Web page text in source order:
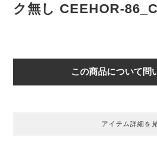
ク無し CEEHOR-
この商品について問
アイテム詳細を